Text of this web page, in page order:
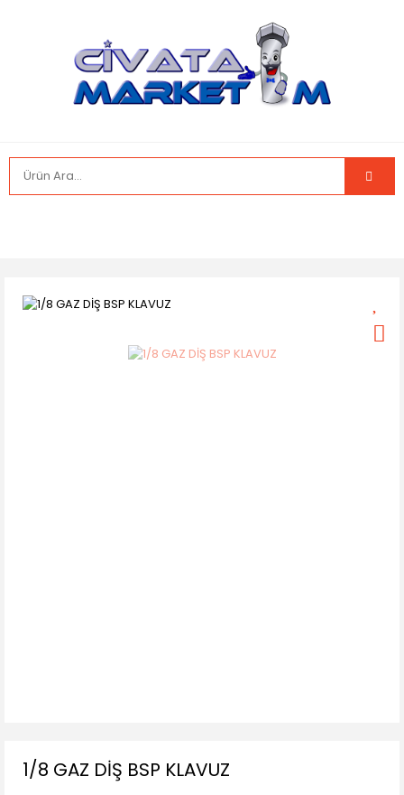
1/8 GAZ DİŞ BSP KLAVUZ